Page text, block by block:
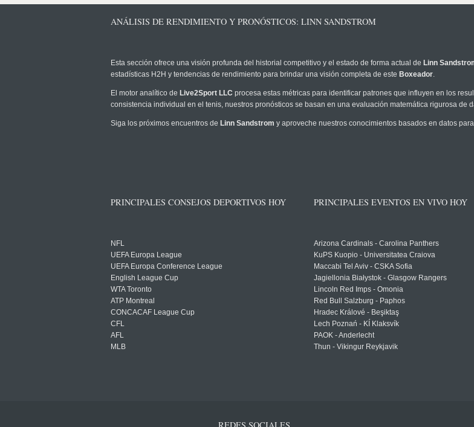
ANÁLISIS DE RENDIMIENTO Y PRONÓSTICOS: LINN SANDSTROM
Esta sección ofrece una visión profunda del historial competitivo y el estado de forma actual de Linn
estadísticas H2H y tendencias de rendimiento para brindar una visión completa de este Boxeador.
El motor analítico de Live2Sport LLC procesa estas métricas para identificar patrones que influyen en los
consistencia individual en el tenis, nuestros pronósticos se basan en una evaluación matemática rigurosa de
Siga los próximos encuentros de Linn Sandstrom y aproveche nuestros conocimientos basados en datos
PRINCIPALES CONSEJOS DEPORTIVOS HOY
NFL
UEFA Europa League
UEFA Europa Conference League
English League Cup
WTA Toronto
ATP Montreal
CONCACAF League Cup
CFL
AFL
MLB
PRINCIPALES EVENTOS EN VIVO HOY
Arizona Cardinals - Carolina Panthers
KuPS Kuopio - Universitatea Craiova
Maccabi Tel Aviv - CSKA Sofia
Jagiellonia Białystok - Glasgow Rangers
Lincoln Red Imps - Omonia
Red Bull Salzburg - Paphos
Hradec Králové - Beşiktaş
Lech Poznań - KÍ Klaksvík
PAOK - Anderlecht
Thun - Vikingur Reykjavik